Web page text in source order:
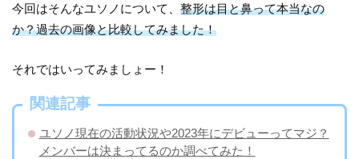
今回はそんなユソノについて、整形は目と鼻って本当なの
か？過去の画像と比較してみました！
それではいってみましょー！
関連記事
ユソノ現在の活動状況や2023年にデビューってマジ？
メンバーは決まってるのか調べてみた！